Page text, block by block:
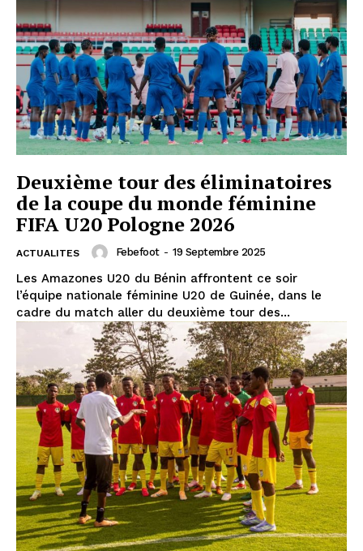
Deuxième tour des éliminatoires
de la coupe du monde féminine
FIFA U20 Pologne 2026
ACTUALITES Febefoot - 19 Septembre 2025
Les Amazones U20 du Bénin affrontent ce soir
l’équipe nationale féminine U20 de Guinée, dans le
cadre du match aller du deuxième tour des...